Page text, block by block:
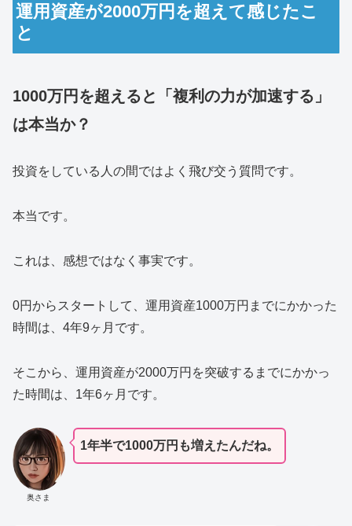
運用資産が2000万円を超えて感じたこ
と
1000万円を超えると「複利の力が加速する」
は本当か？
投資をしている人の間ではよく飛び交う質問です。
本当です。
これは、感想ではなく事実です。
0円からスタートして、運用資産1000万円までにかかった
時間は、4年9ヶ月です。
そこから、運用資産が2000万円を突破するまでにかかっ
た時間は、1年6ヶ月です。
奥さま
1年半で1000万円も増えたんだね。